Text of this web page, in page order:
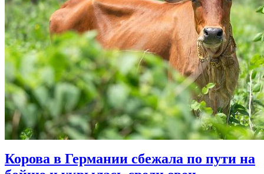
Корова в Германии сбежала по пути на